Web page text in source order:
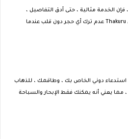
الخدمة مثالية ، حتى أدق التفاصيل ،
ويضمن الخادم الشخصي الخاص Thakuru عدم ترك أي حجر دون قلب عندما
استدعاء دوني الخاص بك ، وطاقمك ، للذهاب
مما يعني أنه يمكنك فقط الإبحار والسباحة